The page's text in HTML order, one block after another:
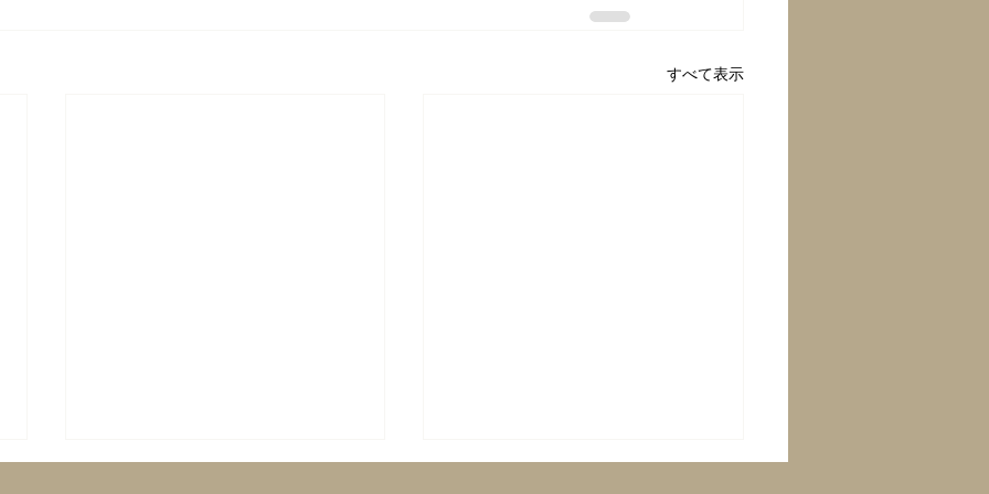
すべて表示